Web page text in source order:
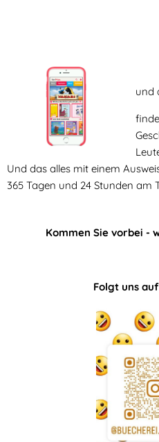
und
Und das alles mit einem
365 Tagen und 24 Stunden am
Kommen Sie vorbei -
Folgt uns